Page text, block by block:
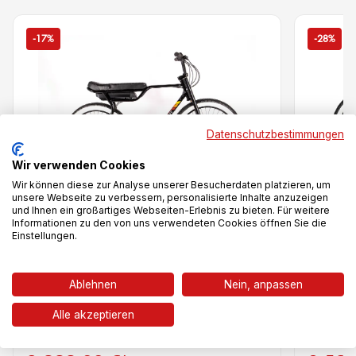
-17%
Vergleich
Biggie Active Line
-28%
Biggie
Datenschutzbestimmungen
Wir verwenden Cookies
Wir können diese zur Analyse unserer Besucherdaten platzieren, um
unsere Webseite zu verbessern, personalisierte Inhalte anzuzeigen
und Ihnen ein großartiges Webseiten-Erlebnis zu bieten. Für weitere
Informationen zu den von uns verwendeten Cookies öffnen Sie die
Einstellungen.
Ablehnen Nein, anpassen
Alle akzeptieren